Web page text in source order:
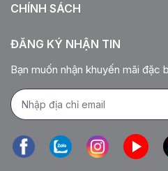
CHÍNH SÁCH
ĐĂNG KÝ NHẬN TIN
Bạn muốn nhận khuyến mãi đặc